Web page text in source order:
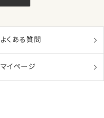
よくある質問
マイページ